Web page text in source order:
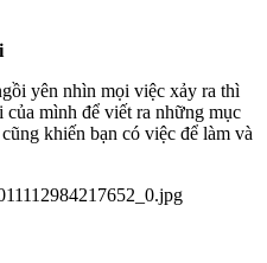
yên nhìn mọi việc xảy ra thì
mình để viết ra những mục
khiến bạn có việc để làm và